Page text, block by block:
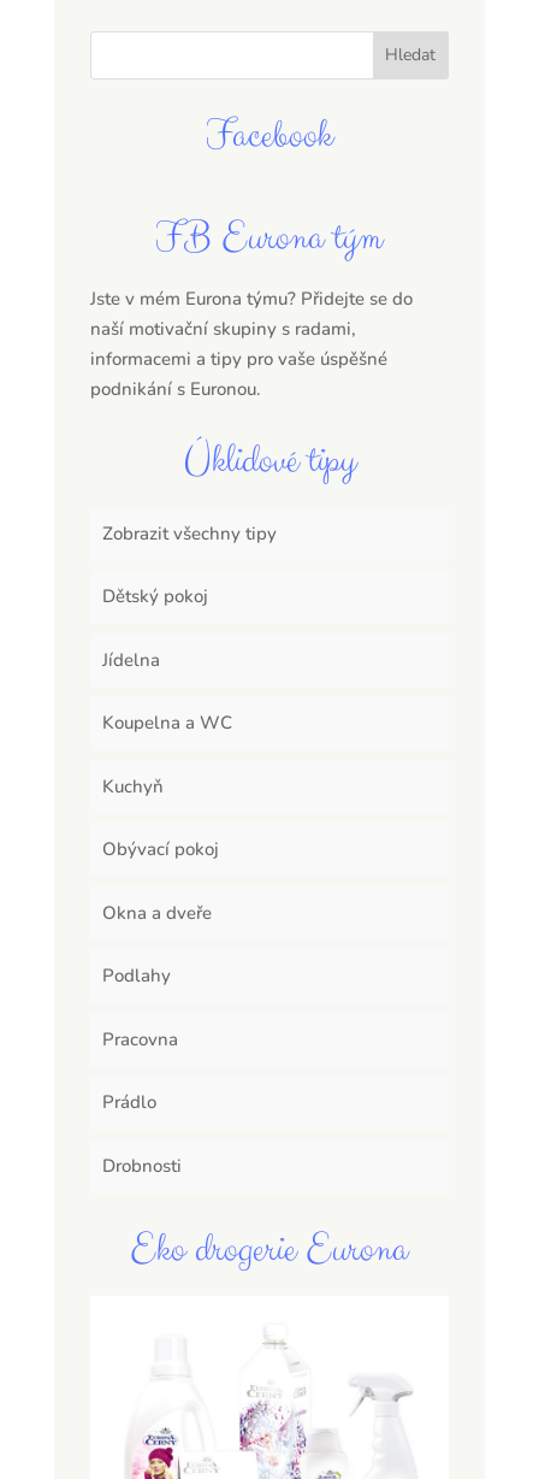
Facebook
FB Eurona tým
Jste v mém Eurona týmu? Přidejte se do
naší motivační skupiny s radami,
informacemi a tipy pro vaše úspěšné
podnikání s Euronou.
Úklidové tipy
Zobrazit všechny tipy
Dětský pokoj
Jídelna
Koupelna a WC
Kuchyň
Obývací pokoj
Okna a dveře
Podlahy
Pracovna
Prádlo
Drobnosti
Eko drogerie Eurona